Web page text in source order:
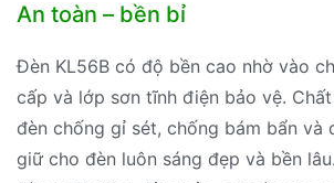
An toàn – bền bỉ
Đèn KL56B có độ bền cao nhờ vào
cấp và lớp sơn tĩnh điện bảo vệ.
đèn chống gỉ sét, chống bám bẩn và
giữ cho đèn luôn sáng đẹp và bền